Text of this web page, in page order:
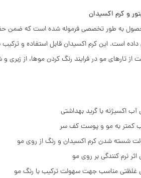
و کرم اکسیدان
به طور تخصصی فرموله شده است که ضمن
است. این کرم اکسیدان قابل استفاده و ترکیب
از تارهای مو در فرایند رنگ کردن موها، از زبری و
آب اکسیژنه با گرید بهداشتی
کمتر به مو و پوست کف سر
شسته شدن کرم اکسیدان و رنگ از روی مو
اثر نرم کنندگی بر روی مو
غلظتی مناسب جهت سهولت ترکیب با رنگ مو